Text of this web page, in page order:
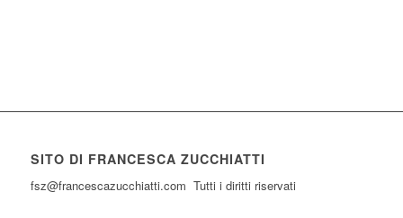
SITO DI FRANCESCA ZUCCHIATTI
fsz@francescazucchiatti.com Tutti i diritti riservati